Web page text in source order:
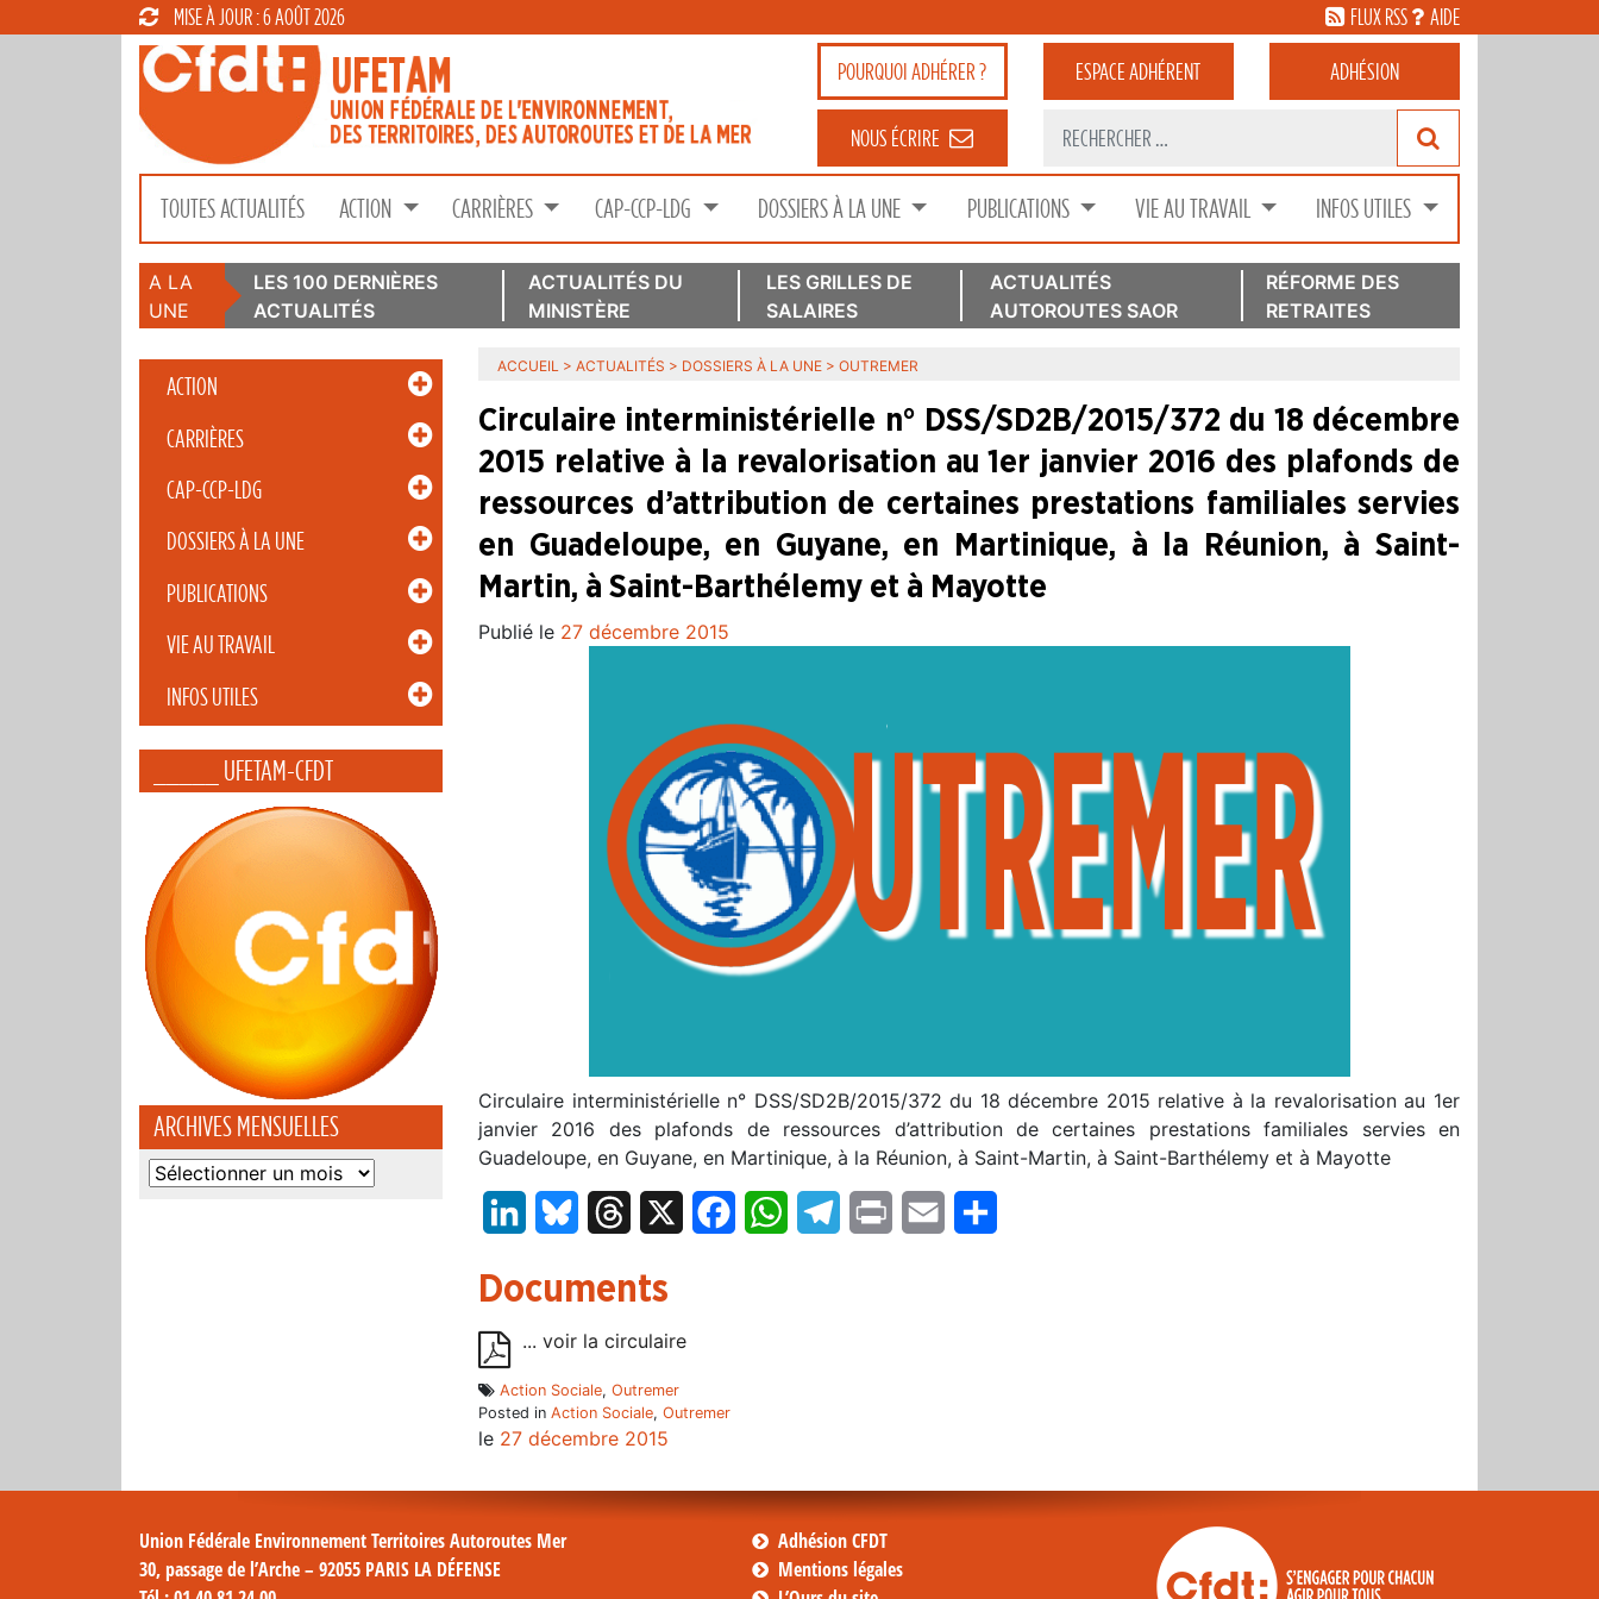
MISE À JOUR : 6 AOÛT 2026 FLUX RSS AIDE
POURQUOIADHÉRER ? ESPACEADHÉRENT ADHÉSION
NOUS ÉCRIRE
TOUTES ACTUALITÉS ACTION CARRIÈRES CAP-CCP-LDG DOSSIERS À LA UNE PUBLICATIONS VIE AU TRAVAIL INFOS UTILES
A LA
UNE
LES 100 DERNIÈRES
ACTUALITÉS
ACTUALITÉS DU
MINISTÈRE
LES GRILLES DE
SALAIRES
ACTUALITÉS
AUTOROUTES SAOR
RÉFORME DES
RETRAITES
ACTION
CARRIÈRES
CAP-CCP-LDG
DOSSIERS À LA UNE
PUBLICATIONS
VIE AU TRAVAIL
INFOS UTILES
_____ UFETAM-CFDT
ARCHIVES MENSUELLES
Archives
ACCUEIL > ACTUALITÉS > DOSSIERS À LA UNE > OUTREMER
Circulaire interministérielle n° DSS/SD2B/2015/372 du 18 décembre
2015 relative à la revalorisation au 1er janvier 2016 des plafonds de
ressources d’attribution de certaines prestations familiales servies
en Guadeloupe, en Guyane, en Martinique, à la Réunion, à Saint-
Martin, à Saint-Barthélemy et à Mayotte
Publié le 27 décembre 2015
Circulaire interministérielle n° DSS/SD2B/2015/372 du 18 décembre 2015 relative à la revalorisation au 1er
janvier 2016 des plafonds de ressources d’attribution de certaines prestations familiales servies en
Guadeloupe, en Guyane, en Martinique, à la Réunion, à Saint-Martin, à Saint-Barthélemy et à Mayotte
LinkedInBluesky Threads FacebookWhatsAppTelegram
Print Email
Documents
... voir la circulaire
Action Sociale, Outremer
Posted in Action Sociale, Outremer
le 27 décembre 2015
Union Fédérale Environnement Territoires Autoroutes Mer
30, passage de l’Arche – 92055 PARIS LA DÉFENSE
Adhésion CFDT
Mentions légales